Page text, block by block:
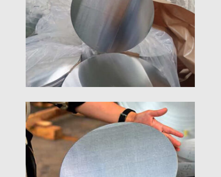
তৈরি খাদ, লোহা, এবং সিলিকন, অন্যান্য ট্রেস উপাদান সহ. এটি
অ্যালুমিনিয়াম অ্যালয়গুলির 8xxx সিরিজের অন্তর্গত
5052 অ্যালুমিনিয়াম সার্কেল
5052 অ্যালুমিনিয়াম বৃত্ত একটি 5000 সিরিজ AL-Mg খাদ বৃত্ত, যা
অ-তাপ চিকিত্সাযোগ্য খাদগুলির মধ্যে সবচেয়ে শক্তিশালী অ্যালুমিনিয়াম